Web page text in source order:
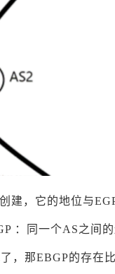
建，它的地位与
：同一个AS之间
，那EBGP的存在